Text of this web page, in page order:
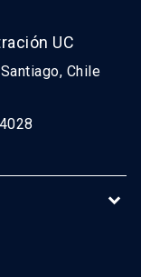
UC
Chile